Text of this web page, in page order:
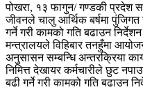
पोखरा, १३ फागुन/ गण्डकी प्रदेश
जीवनले चालु आर्थिक बर्षमा
गर्ने गरी कामको गति बढाउन
मन्त्रालयले विहिबार तनहुँमा
अनुसासन सम्बन्धि अन्तरक्रिया
निमित्त देखायर कर्मचारीले छुट
बढी गर्ने गरी कामको गति बढाउन